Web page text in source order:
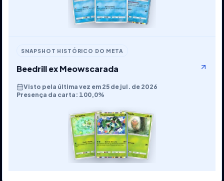
SNAPSHOT HISTÓRICO DO META
Beedrill ex Meowscarada
Visto pela última vez em 25 de jul. de 2026
Presença da carta: 100,0%